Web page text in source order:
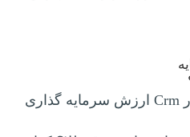
آیا نرم افزار Crm ارزش سرمایه گذاری